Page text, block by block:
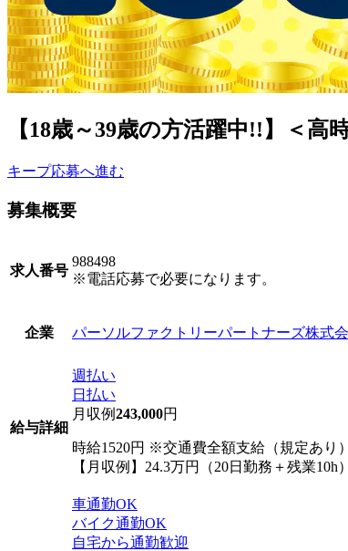
【18歳～39歳の方活躍中!!】＜高
キープ応募へ進む
募集概要
求人番号
988498
※電話応募で必要になります。
企業 パーソルファクトリーパートナーズ株式
給与詳細
週払い
日払い
月収例243,000円
時給1520円 ※交通費全額支給（規定あり）
【月収例】24.3万円（20日勤務＋残業10h）
車通勤OK
バイク通勤OK
自宅から通勤歓迎